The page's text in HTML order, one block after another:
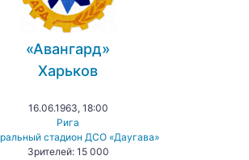
«Авангард»
Харьков
16.06.1963, 18:00
Рига
стадион ДСО «Даугава»
Зрителей: 15 000